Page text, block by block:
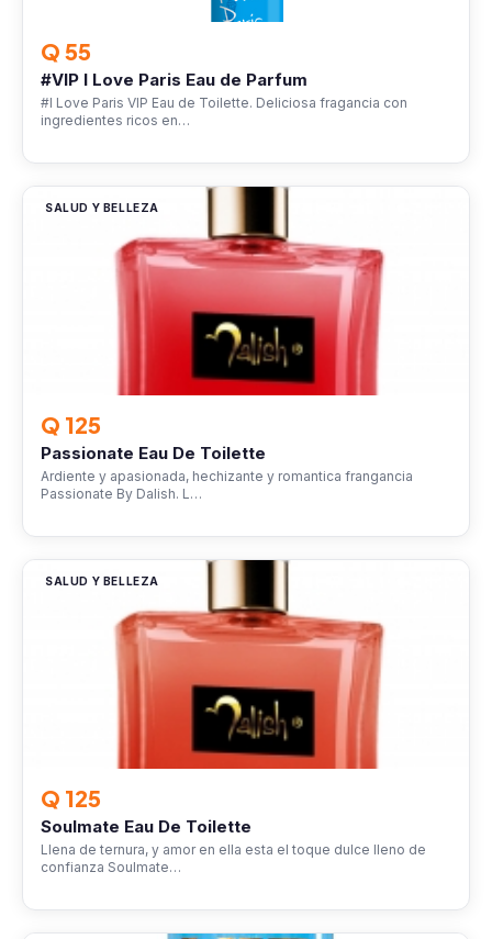
Q 55
#VIP I Love Paris Eau de Parfum
#I Love Paris VIP Eau de Toilette. Deliciosa fragancia con
ingredientes ricos en…
SALUD Y BELLEZA
Q 125
Passionate Eau De Toilette
Ardiente y apasionada, hechizante y romantica frangancia
Passionate By Dalish. L…
SALUD Y BELLEZA
Q 125
Soulmate Eau De Toilette
Llena de ternura, y amor en ella esta el toque dulce lleno de
confianza Soulmate…